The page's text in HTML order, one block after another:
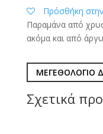
Πρόσθήκη
Παραμάνα από
ακόμα και από
ΜΕΓΕΘΟΛΟΓΙΟ
Σχετικά